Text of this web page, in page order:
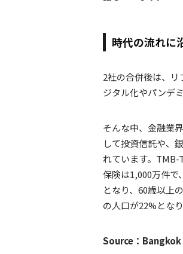
時代の流れに
2社の合併後は、
ジタル化やパンデ
そんな中、金融業
して投資信託や、
れています。TMB-
保険は1,000万件で
となり、60歳以上
の人口が22%とな
Source：